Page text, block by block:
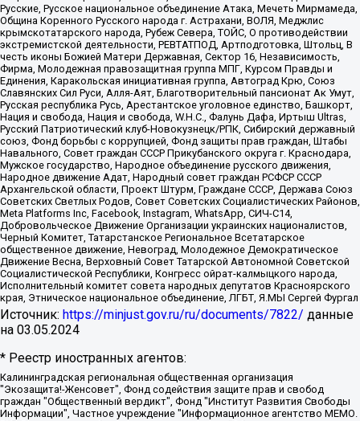
Русские, Русское национальное объединение Атака, Мечеть Мирмамеда,
Община Коренного Русского народа г. Астрахани, ВОЛЯ, Меджлис
крымскотатарского народа, Рубеж Севера, ТОЙС, О противодействии
экстремистской деятельности, РЕВТАТПОД, Артподготовка, Штольц, В
честь иконы Божией Матери Державная, Сектор 16, Независимость,
Фирма, Молодежная правозащитная группа МПГ, Курсом Правды и
Единения, Каракольская инициативная группа, Автоград Крю, Союз
Славянских Сил Руси, Алля-Аят, Благотворительный пансионат Ак Умут,
Русская республика Русь, Арестантское уголовное единство, Башкорт,
Нация и свобода, Нация и свобода, W.H.С., Фалунь Дафа, Иртыш Ultras,
Русский Патриотический клуб-Новокузнецк/РПК, Сибирский державный
союз, Фонд борьбы с коррупцией, Фонд защиты прав граждан, Штабы
Навального, Совет граждан СССР Прикубанского округа г. Краснодара,
Мужское государство, Народное объединение русского движения,
Народное движение Адат, Народный совет граждан РСФСР СССР
Архангельской области, Проект Штурм, Граждане СССР, Держава Союз
Советских Светлых Родов, Совет Советских Социалистических Районов,
Meta Platforms Inc, Facebook, Instagram, WhatsApp, СИЧ-С14,
Добровольческое Движение Организации украинских националистов,
Черный Комитет, Татарстанское Региональное Всетатарское
общественное движение, Невоград, Молодежное Демократическое
Движение Весна, Верховный Совет Татарской Автономной Советской
Социалистической Республики, Конгресс ойрат-калмыцкого народа,
Исполнительный комитет совета народных депутатов Красноярского
края, Этническое национальное объединение, ЛГБТ, Я.МЫ Сергей Фургал
Источник: https://minjust.gov.ru/ru/documents/7822/ данные
на 03.05.2024
* Реестр иностранных агентов:
Калининградская региональная общественная организация "Экозащита!-Женсовет", Фонд содействия защите прав и свобод граждан "Общественный вердикт", Фонд "Институт Развития Свободы Информации", Частное учреждение "Информационное агентство МЕМО. РУ", Региональная общественная организация "Общественная комиссия по сохранению наследия академика Сахарова", Фонд поддержки свободы прессы, Санкт-Петербургская общественная правозащитная организация "Гражданский контроль", Межрегиональная общественная организация "Информационно-просветительский центр "Мемориал", Региональный Фонд "Центр Защиты Прав Средств Массовой Информации", с 05.12.2023 Фонд "Центр Защиты Прав Средств массовой информации", Региональная общественная благотворительная организация помощи беженцам и мигрантам "Гражданское содействие", Негосударственное образовательное учреждение дополнительного профессионального образования (повышение квалификации) специалистов "АКАДЕМИЯ ПО ПРАВАМ ЧЕЛОВЕКА", Свердловская региональная общественная организация "Сутяжник", Автономная некоммерческая организация "Центр независимых социологических исследований", Союз общественных объединений "Российский исследовательский центр по правам человека", Региональное общественное учреждение научно-информационный центр "МЕМОРИАЛ", Некоммерческая организация "Фонд защиты гласности", Автономная некоммерческая организация "Институт прав человека", Городская общественная организация "Екатеринбургское общество "МЕМОРИАЛ", Городская общественная организация "Рязанское историко-просветительское и правозащитное общество "Мемориал" (Рязанский Мемориал), Челябинский региональный орган общественной самодеятельности – женское общественное объединение "Женщины Евразии", Челябинский региональный орган общественной самодеятельности "Уральская правозащитная группа", Фонд содействия защите здоровья и социальной справедливости имени Андрея Рылькова, Автономная Некоммерческая Организация "Аналитический Центр Юрия Левады", Автономная некоммерческая организация социальной поддержки населения "Проект Апрель", Региональная общественная организация помощи женщинам и детям, находящимся в кризисной ситуации "Информационно-методический центр "Анна", Фонд содействия развитию массовых коммуникаций и правовому просвещению "Так-так-Так", Фонд содействия устойчивому развитию "Серебряная тайга", Свердловский региональный общественный фонд социальных проектов "Новое время", "Idel.Реалии", Кавказ.Реалии, Крым.Реалии, Телеканал Настоящее Время, Татаро-башкирская служба Радио Свобода (Azatliq Radiosi), Радио Свободная Европа/Радио Свобода (PCE/PC), "Сибирь.Реалии", "Фактограф", Благотворительный фонд помощи осужденным и их семьям, Автономная некоммерческая организация "Институт глобализации и социальных движений", Фонд "В защиту прав заключенных", Частное учреждение "Центр поддержки и содействия развитию средств массовой информации", Пензенский региональный общественный благотворительный фонд "Гражданский союз", "Север.Реалии", Некоммерческая организация Фонд "Правовая инициатива", Общество с ограниченной ответственностью "Радио Свободная Европа/Радио Свобода", Чешское информационное агентство "MEDIUM-ORIENT", Красноярская региональная общественная организация "Мы против СПИДа", Камалягин Денис Николаевич, Маркелов Сергей Евгеньевич, Пономарев Лев Александрович, Савицкая Людмила Алексеевна, Автономная некоммерческая организация "Центр по работе с проблемой насилия "НАСИЛИЮ.НЕТ", Межрегиональный профессиональный союз работников здравоохранения "Альянс врачей", Юридическое лицо, зарегистрированное в Латвийской Республике, SIA "Medusa Project" (регистрационный номер 40103797863, дата регистрации 10.06.2014), Некоммерческая организация "Фонд по борьбе с коррупцией", Автономная некоммерческая организация "Институт права и публичной политики", Баданин Роман Сергеевич, Гликин Максим Александрович, Железнова Мария Михайловна, Лукьянова Юлия Сергеевна, Маетная Елизавета Витальевна, Маняхин Петр Борисович, Чуракова Ольга Владимировна, Ярош Юлия Петровна, Юридическое лицо "The Insider SIA", зарегистрированное в Риге, Латвийская Республика (дата регистрации 26.06.2015), являющееся администратором доменного имени интернет-издания "The Insider SIA", https://theins.ru, Постернак Алексей Евгеньевич, Рубин Михаил Аркадьевич, Анин Роман Александрович, Юридическое лицо Istories fonds, зарегистрированное в Латвийской Республике (регистрационный номер 50008295751, дата регистрации 24.02.2020), Великовский Дмитрий Александрович, Долинина Ирина Николаевна, Мароховская Алеся Алексеевна, Шлейнов Роман Юрьевич, Шмагун Олеся Валентиновна, Общество с ограниченной ответственностью "Альтаир 2021", Общество с ограниченной ответственностью "Вега 2021", Общество с ограниченной ответственностью "Главный редактор 2021", Общество с ограниченной ответственностью "Ромашки монолит", Важенков Артем Валерьевич, Ивановская областная общественная организация "Центр гендерных исследований", Гурман Юрий Альбертович, Медиапроект "ОВД-Инфо", Егоров Владимир Владимирович, Жилинский Владимир Александрович, Общество с ограниченной ответственностью "ЗП", Иванова София Юрьевна, Карезина Инна Павловна, Кильтау Екатерина Викторовна, Петров Алексей Викторович, Пискунов Сергей Евгеньевич, Смирнов Сергей Сергеевич, Тихонов Михаил Сергеевич, Общество с ограниченной ответственностью "ЖУРНАЛИСТ-ИНОСТРАННЫЙ АГЕНТ", Арапова Галина Юрьевна, Вольтская Татьяна Анатольевна, Американская компания "Mason G.E.S. Anonymous Foundation" (США), являющаяся владельцем интернет-издания https://mnews.world/, Компания "Stichting Bellingcat", зарегистрированная в Нидерландах (дата регистрации 11.07.2018), Захаров Андрей Вячеславович, Клепиковская Екатерина Дмитриевна, Общество с ограниченной ответственностью "МЕМО", Перл Роман Александрович, Симонов Евгений Алексеевич, Соловьева Елена Анатольевна, Сотников Даниил Владимирович, Сурначева Елизавета Дмитриевна, Автономная некоммерческая организация по защите прав человека и информированию населения "Якутия – Наше Мнение", Общество с ограниченной ответственностью "Москоу диджитал медиа", с 26.01.2023 Общество с ограниченной ответственностью "Чайка Белые сады", Ветошкина Валерия Валерьевна, Заговора Максим Александрович, Межрегиональное общественное движение "Российская ЛГБТ - сеть", Оленичев Максим Владимирович, Павлов Иван Юрьевич, Скворцова Елена Сергеевна, Общество с ограниченной ответственностью "Как бы инагент", Кочетков Игорь Викторович, Общество с ограниченной ответственностью "Честные выборы", Еланчик Олег Александрович, Общество с ограниченной ответственностью "Нобелевский призыв", Гималова Регина Эмилевна, Григорьев Андрей Валерьевич, Григорьева Алина Александровна, Ассоциация по содействию защите прав призывников, альтернативнослужащих и военнослужащих "Правозащитная группа "Гражданин.Армия.Право", Хисамова Регина Фаритовна, Автономная некоммерческая организация по реализации социально-правовых программ "Лилит", Дальневосточное общественное движение "Маяк", Санкт-Петербургская ЛГБТ-инициативная группа "Выход", Инициативная группа ЛГБТ+ "Реверс", Алексеев Андрей Викторович, Бекбулатова Таисия Львовна, Беляев Иван Михайлович, Владыкина Елена Сергеевна, Гельман Марат Александрович, Никульшина Вероника Юрьевна, Толоконникова Надежда Андреевна, Шендерович Виктор Анатольевич, Общество с ограниченной ответственностью "Данное сообщение", Общество с ограниченной ответственностью Издательский дом "Новая глава", Айнбиндер Александра Александровна, Московский комьюнити-центр для ЛГБТ+инициатив, Благотворительный фонд развития филантропии, Deutsche Welle (Германия, Kurt-Schumacher-Strasse 3, 53113 Bonn), Борзунова Мария Михайловна, Воробьев Виктор Викторович, Голубева Анна Львовна, Константинова Алла Михайловна, Малкова Ирина Владимировна, Мурадов Мурад Абдулгалимович, Осетинская Елизавета Николаевна, Понасенков Евгений Николаевич, Ганапольский Матвей Юрьевич, Киселев Евгений Алексеевич, Борухович Ирина Григорьевна, Дремин Иван Тимофеевич, Дубровский Дмитрий Викторович, Красноярская региональная общественная организация поддержки и развития альтернативных образовательных технологий и межкультурных коммуникаций "ИНТЕРРА", Маяковская Екатерина Алексеевна, Фейгин Марк Захарович, Филимонов Андрей Викторович, Дзугкоева Регина Николаевна, Доброхотов Роман Александрович, Дудь Юрий Александрович, Елкин Сергей Владимирович, Кругликов Кирилл Игоревич, Сабунаева Мария Леонидовна, Семенов Алексей Владимирович, Шаинян Карен Багратович, Шульман Екатерина Михайловна, Асафьев Артур Валерьевич, Вахштайн Виктор Семенович, Венедиктов Алексей Алексеевич, Лушникова Екатерина Евгеньевна, Волков Леонид Михайлович, Невзоров Александр Глебович, Пархоменко Сергей Борисович, Сироткин Ярослав Николаевич, Кара-Мурза Владимир Владимирович, Баранова Наталья Владимировна, Гозман Леонид Яковлевич, Кагарлицкий Борис Юльевич, Климарев Михаил Валерьевич, Милов Владимир Станиславович, Автономная некоммерческая организация Краснодарский центр современного искусства "Типография", Моргенштерн Алишер Тагирович, Соболь Любовь Эдуардовна, Общество с ограниченной ответственностью "ЛИЗА НОРМ", Каспаров Гарри Кимович, Ходорковский Михаил Борисович, Общество с ограниченной ответственностью "Апрельские тезисы", Данилович Ирина Брониславовна, Кашин Олег Владимирович, Петров Николай Владимирович, Пивоваров Алексей Владимирович, Соколов Михаил Владимирович, Цветкова Юлия Владимировна, Чичваркин Евгений Александрович, Комитет против пыток/Команда против пыток, Общество с ограниченной ответственностью "Первый научный", Общество с ограниченной ответственностью "Вертолет и ко", Белоцерковская Вероника Борисовна, Кац Максим Евгеньевич, Лазарева Татьяна Юрьевна, Шаведдинов Руслан Табризович, Яшин Илья Валерьевич, Общество с ограниченной ответственностью "Иноагент ААВ", Алешковский Дмитрий Петрович, Альбац Евгения Марковна, Быков Дмитрий Львович, Галямина Юлия Евгеньевна, Лойко Сергей Леонидович, Мартынов Кирилл Константинович, Медведев Сергей Александрович, Крашенинников Федор Геннадиевич, Гордеева Катерина Вл